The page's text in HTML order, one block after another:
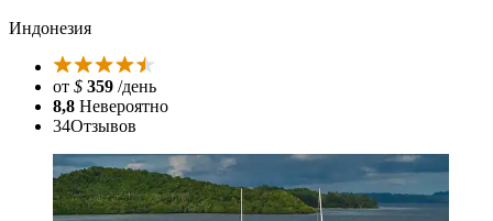
Индонезия
от $ 359 /день
8,8 Невероятно
34Отзывов